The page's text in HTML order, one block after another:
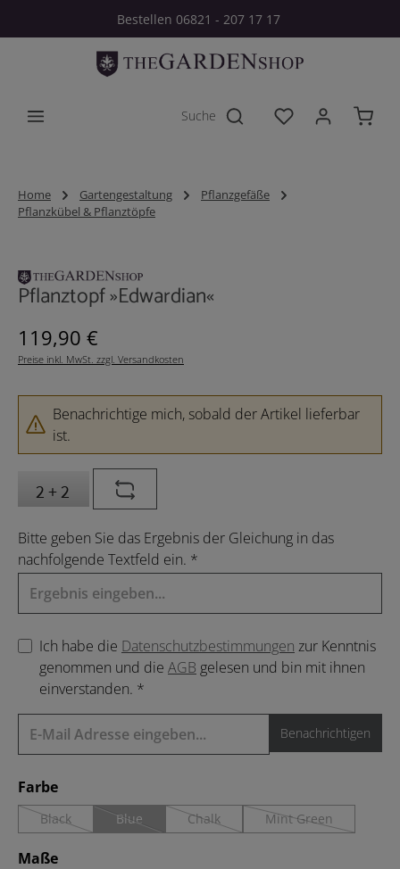
Zum Hauptinhalt springenBestellen 06821 - 207 17 17
Du hast 0
Home Gartengestaltung
Pflanzgefäße
Pflanzkübel & Pflanztöpfe
Pflanztopf »Edwardian«
Regulärer Preis:
119,90 €
Preise inkl. MwSt. zzgl. Versandkosten
Benachrichtige mich, sobald der Artikel lieferbar
ist.
Bitte geben Sie das Ergebnis der Gleichung in das
nachfolgende Textfeld ein. *
Ich habe die Datenschutzbestimmungen zur Kenntnis
genommen und die AGB gelesen und bin mit ihnen
einverstanden. *
Benachrichtigen
Farbeauswählen
Black
(Diese Option ist zurzeit nicht verfügbar.)
Blue
(Diese Option ist zurzeit nicht verfügbar.)
Chalk
(Diese Option ist zurzeit nicht
Mint Green
(Diese Option ist
Maßeauswählen